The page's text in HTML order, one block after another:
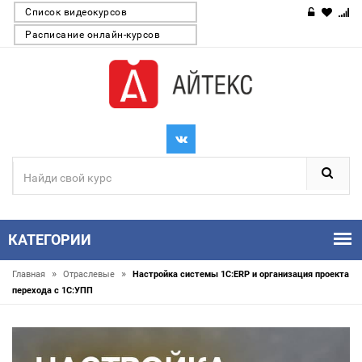
Список видеокурсов
Расписание онлайн-курсов
КАТЕГОРИИ
Главная » Отраслевые »
Настройка системы 1С:ERP и организация проекта
перехода с 1С:УПП